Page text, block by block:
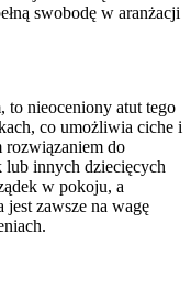
swobodę w aranżacji
to nieoceniony atut tego
co umożliwia ciche i
rozwiązaniem do
lub innych dziecięcych
w pokoju, a
zawsze na wagę